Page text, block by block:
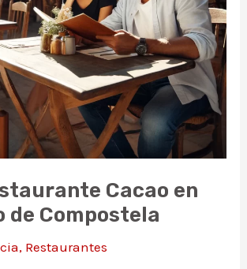
Cacao en
de Compostela
, Restaurantes